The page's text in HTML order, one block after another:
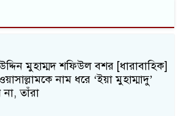
মুহাম্মদ শফিউল বশর [ধারাবাহিক]
নাম ধরে ‘ইয়া মুহাম্মাদু’
তাঁরা